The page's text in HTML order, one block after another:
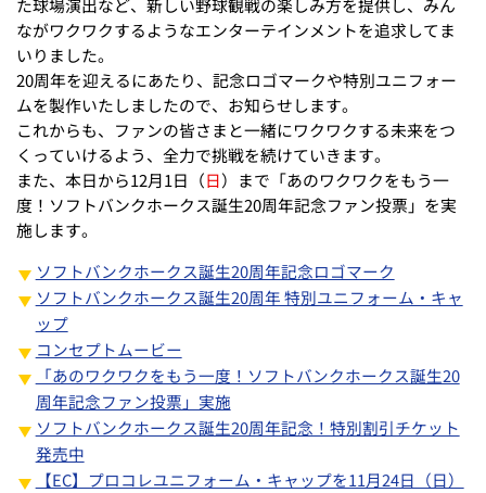
た球場演出など、新しい野球観戦の楽しみ方を提供し、みん
ながワクワクするようなエンターテインメントを追求してま
いりました。
20周年を迎えるにあたり、記念ロゴマークや特別ユニフォー
ムを製作いたしましたので、お知らせします。
これからも、ファンの皆さまと一緒にワクワクする未来をつ
くっていけるよう、全力で挑戦を続けていきます。
また、本日から12月1日（日）まで「あのワクワクをもう一
度！ソフトバンクホークス誕生20周年記念ファン投票」を実
施します。
ソフトバンクホークス誕生20周年記念ロゴマーク
ソフトバンクホークス誕生20周年 特別ユニフォーム・キャ
ップ
コンセプトムービー
「あのワクワクをもう一度！ソフトバンクホークス誕生20
周年記念ファン投票」実施
ソフトバンクホークス誕生20周年記念！特別割引チケット
発売中
【EC】プロコレユニフォーム・キャップを11月24日（日）